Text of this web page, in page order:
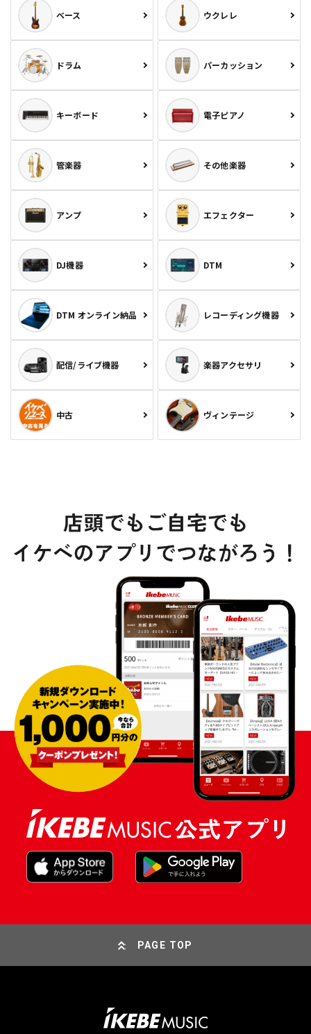
ベース ウクレレ
ドラム パーカッション
キーボード 電子ピアノ
管楽器 その他楽器
アンプ エフェクター
DJ機器 DTM
DTM オンライン納品 レコーディング機器
配信/ライブ機器 楽器アクセサリ
中古 ヴィンテージ
PAGE TOP